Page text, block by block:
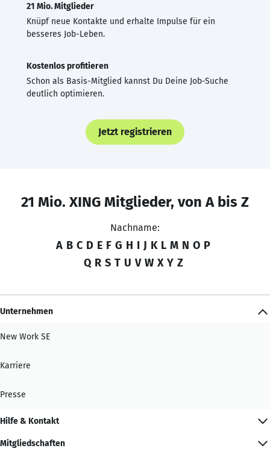
21 Mio. Mitglieder
Knüpf neue Kontakte und erhalte Impulse für ein
besseres Job-Leben.
Kostenlos profitieren
Schon als Basis-Mitglied kannst Du Deine Job-Suche
deutlich optimieren.
Jetzt registrieren
21 Mio. XING Mitglieder, von A bis Z
Nachname:
A B C D E F G H I J K L M N O P
Q R S T U V W X Y Z
Unternehmen
New Work SE
Karriere
Presse
Hilfe & Kontakt
Mitgliedschaften